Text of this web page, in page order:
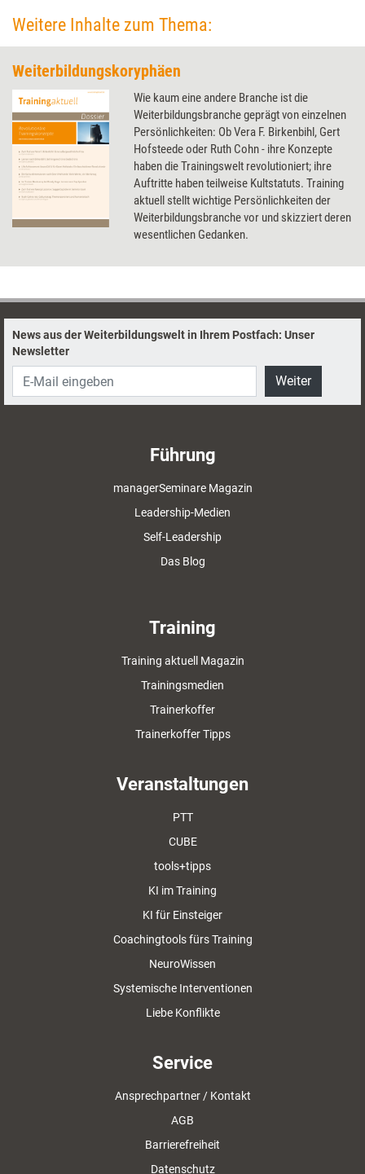
Weitere Inhalte zum Thema:
Weiterbildungskoryphäen
Wie kaum eine andere Branche ist die
Weiterbildungsbranche geprägt von einzelnen
Persönlichkeiten: Ob Vera F. Birkenbihl, Gert
Hofsteede oder Ruth Cohn - ihre Konzepte
haben die Trainingswelt revolutioniert; ihre
Auftritte haben teilweise Kultstatuts. Training
aktuell stellt wichtige Persönlichkeiten der
Weiterbildungsbranche vor und skizziert deren
wesentlichen Gedanken.
News aus der Weiterbildungswelt in Ihrem Postfach: Unser
Newsletter
Weiter
Führung
managerSeminare Magazin
Leadership-Medien
Self-Leadership
Das Blog
Training
Training aktuell Magazin
Trainingsmedien
Trainerkoffer
Trainerkoffer Tipps
Veranstaltungen
PTT
CUBE
tools+tipps
KI im Training
KI für Einsteiger
Coachingtools fürs Training
NeuroWissen
Systemische Interventionen
Liebe Konflikte
Service
Ansprechpartner / Kontakt
AGB
Barrierefreiheit
Datenschutz